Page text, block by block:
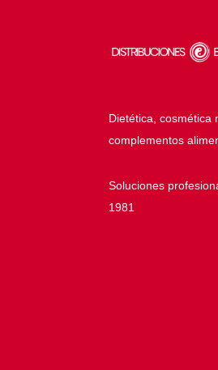
Dietética, cosmética
complementos
Soluciones
1981